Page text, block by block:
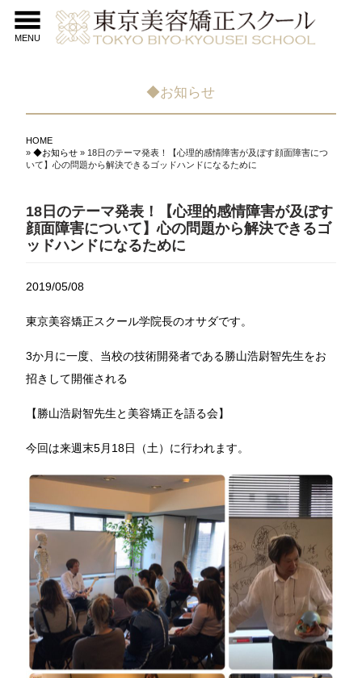
MENU
◆お知らせ
HOME
»◆お知らせ » 18日のテーマ発表！【心理的感情障害が及ぼす顔面障害につ
いて】心の問題から解決できるゴッドハンドになるために
18日のテーマ発表！【心理的感情障害が及ぼす
顔面障害について】心の問題から解決できるゴ
ッドハンドになるために
2019/05/08
東京美容矯正スクール学院長のオサダです。
3か月に一度、当校の技術開発者である勝山浩尉智先生をお
招きして開催される
【勝山浩尉智先生と美容矯正を語る会】
今回は来週末5月18日（土）に行われます。